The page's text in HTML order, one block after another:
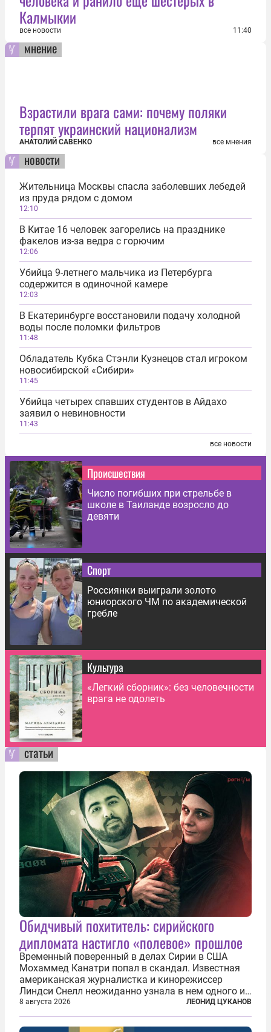
Калмыкии
все новости 11:40
мнение
Взрастили врага сами: почему поляки
терпят украинский национализм
АНАТОЛИЙ САВЕНКО все мнения
новости
Жительница Москвы спасла заболевших лебедей
из пруда рядом с домом
12:10
В Китае 16 человек загорелись на празднике
факелов из-за ведра с горючим
12:06
Убийца 9-летнего мальчика из Петербурга
содержится в одиночной камере
12:03
В Екатеринбурге восстановили подачу холодной
воды после поломки фильтров
11:48
Обладатель Кубка Стэнли Кузнецов стал игроком
новосибирской «Сибири»
11:45
Убийца четырех спавших студентов в Айдахо
заявил о невиновности
11:43
все новости
Происшествия
Число погибших при стрельбе в
школе в Таиланде возросло до
девяти
Спорт
Россиянки выиграли золото
юниорского ЧМ по академической
гребле
Культура
«Легкий сборник»: без человечности
врага не одолеть
статьи
Обидчивый похититель: сирийского
дипломата настигло «полевое» прошлое
Временный поверенный в делах Сирии в США
Мохаммед Канатри попал в скандал. Известная
американская журналистка и кинорежиссер
Линдси Снелл неожиданно узнала в нем одного из
бандитов, похитивших ее в сирийском Алеппо в
2016 году. Журналистка убеждена, что Канатри, в
то время известный под подпольным...
8 августа 2026 ЛЕОНИД ЦУКАНОВ